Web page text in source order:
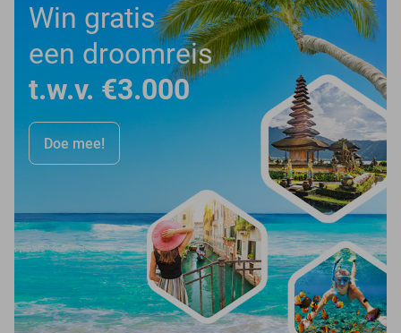
Win gratis
een droomreis
t.w.v. €3.000
Doe mee!